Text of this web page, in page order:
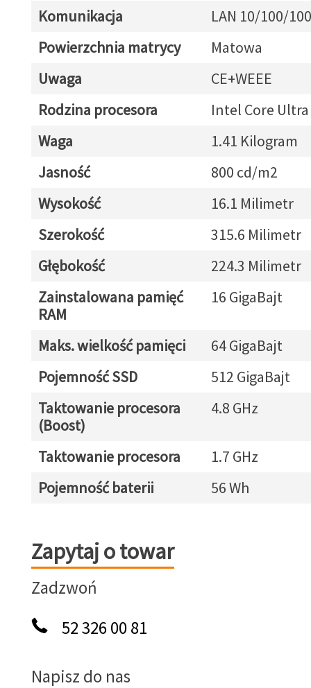
Komunikacja
LAN 10/100/
Powierzchnia matrycy
Matowa
Uwaga
CE+WEEE
Rodzina procesora
Intel Core Ultra
Waga
1.41 Kilogram
Jasność
800 cd/m2
Wysokość
16.1 Milimetr
Szerokość
315.6 Milimetr
Głębokość
224.3 Milimetr
Zainstalowana pamięć
RAM
16 GigaBajt
Maks. wielkość pamięci
64 GigaBajt
Pojemność SSD
512 GigaBajt
Taktowanie procesora
(Boost)
4.8 GHz
Taktowanie procesora
1.7 GHz
Pojemność baterii
56 Wh
Zapytaj o towar
Zapytaj o towar
Zadzwoń
52 326 00 81
Napisz do nas